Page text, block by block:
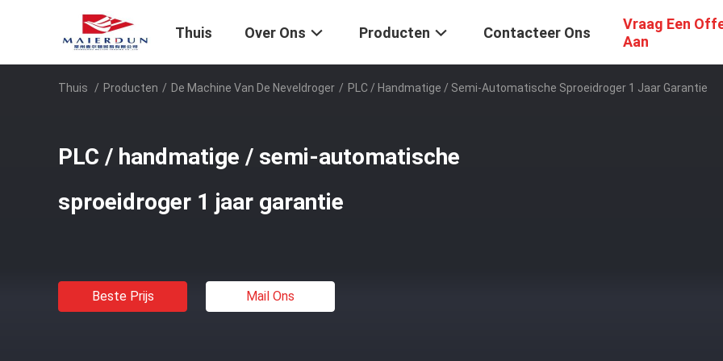
Thuis Over Ons Producten Contacteer Ons
Vraag Een
Aan
Thuis / Producten / De Machine Van De Neveldroger / PLC / Handmatige / Semi-Automatische Sproeidroger 1 Jaar Garantie
PLC / handmatige / semi-automatische
sproeidroger 1 jaar garantie
Beste Prijs Mail Ons